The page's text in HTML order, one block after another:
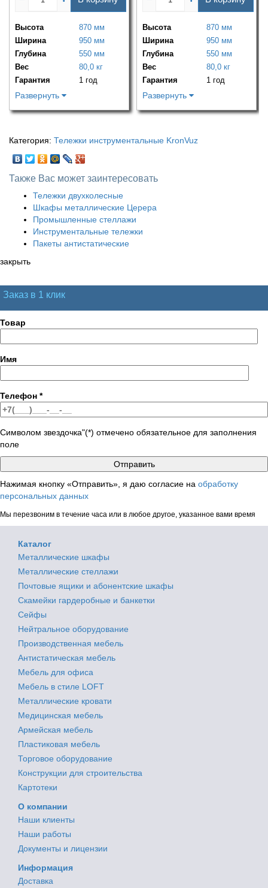
Высота
870 мм
Ширина
950 мм
Глубина
550 мм
Вес
80,0 кг
Гарантия
1 год
Развернуть
Высота
870 мм
Ширина
950 мм
Глубина
550 мм
Вес
80,0 кг
Гарантия
1 год
Развернуть
Категория: Тележки инструментальные KronVuz
Также Вас может заинтересовать
Тележки двухколесные
Шкафы металлические Церера
Промышленные стеллажи
Инструментальные тележки
Пакеты антистатические
закрыть
Заказ в 1 клик
Товар
Имя
Телефон *
Символом звездочка"(*) отмечено обязательное для заполнения
поле
Нажимая кнопку «Отправить», я даю согласие на обработку
персональных данных
Мы перезвоним в течение часа или в любое другое, указанное вами время
Каталог
Металлические шкафы
Металлические стеллажи
Почтовые ящики и абонентские шкафы
Скамейки гардеробные и банкетки
Сейфы
Нейтральное оборудование
Производственная мебель
Антистатическая мебель
Мебель для офиса
Мебель в стиле LOFT
Металлические кровати
Медицинская мебель
Армейская мебель
Пластиковая мебель
Торговое оборудование
Конструкции для строительства
Картотеки
О компании
Наши клиенты
Наши работы
Документы и лицензии
Информация
Доставка